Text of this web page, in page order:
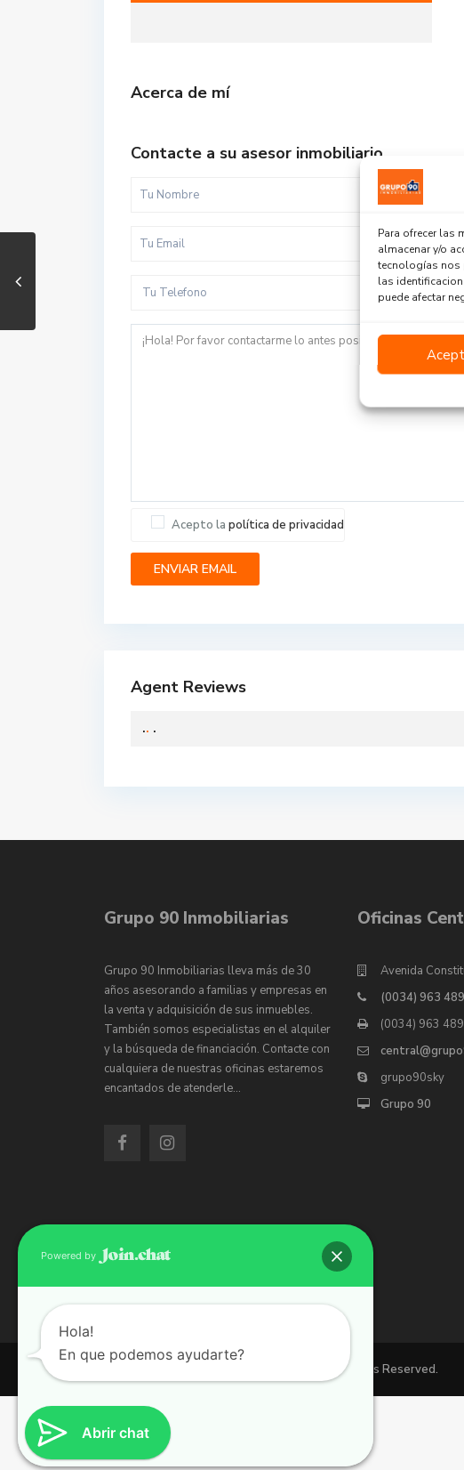
Para ofrecer las
almacenar y/o
tecnologías nos
las
puede afectar
Acerca de mí
Contacte a su asesor inmobiliario
Acepto la política de privacidad
Agent Reviews
.. .
Grupo 90 Inmobiliarias
Grupo 90 Inmobiliarias lleva más de 30
años asesorando a familias y empresas en
la venta y adquisición de sus inmuebles.
También somos especialistas en el alquiler
y la búsqueda de financiación. Contacte con
cualquiera de nuestras oficinas estaremos
encantados de atenderle…
Oficinas
Avenida
(0034) 963
(0034) 963
grupo90sky
Grupo 90
Copyright 2026 | Grupo 90 inmobiliarias. All Rights Reserved.
Abrir chat
Powered by
Hola!
En que podemos ayudarte?